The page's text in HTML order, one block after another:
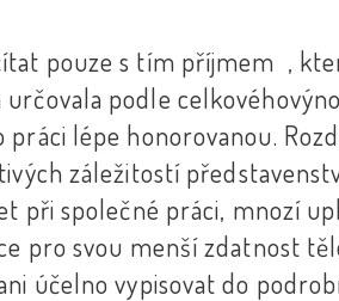
pouze s tím příjmem ,
podle
lépe honorovanou.
záležitostí
při společné práci, mnozí
pro svou menší zdatnost
účelno vypisovat do